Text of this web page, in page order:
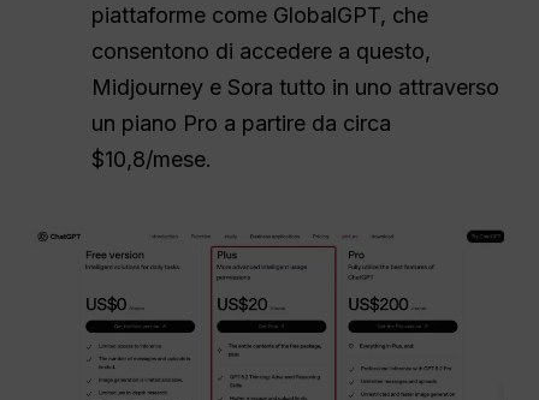
piattaforme come GlobalGPT, che
consentono di accedere a questo,
Midjourney e Sora tutto in uno attraverso
un piano Pro a partire da circa
$10,8/mese.